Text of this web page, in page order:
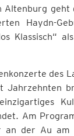
Haydn-
Klassisch“
des
Jahrzehnten
Am
an der Au